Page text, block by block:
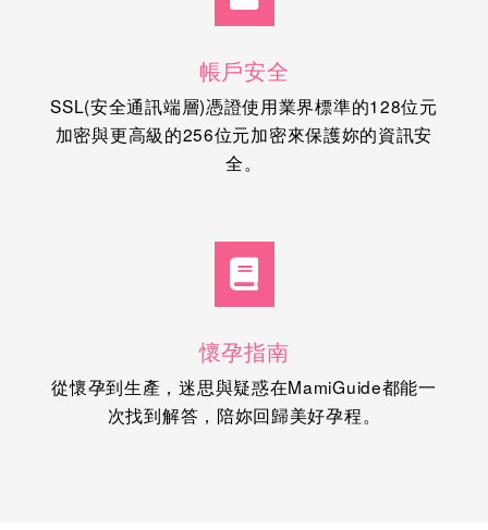
帳戶安全
SSL(安全通訊端層)憑證使用業界標準的128位元
加密與更高級的256位元加密來保護妳的資訊安
全。
懷孕指南
從懷孕到生產，迷思與疑惑在MamiGuide都能一
次找到解答，陪妳回歸美好孕程。